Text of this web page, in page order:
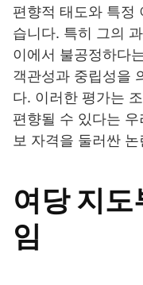
편향적 태도와 특정
습니다. 특히 그의
이에서 불공정하다
객관성과 중립성을
다. 이러한 평가는
편향될 수 있다는
보 자격을 둘러싼
여당 지도
임